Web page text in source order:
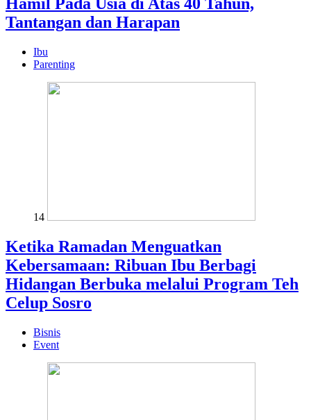
Hamil Pada Usia di Atas 40 Tahun,
Tantangan dan Harapan
Ibu
Parenting
14
Ketika Ramadan Menguatkan
Kebersamaan: Ribuan Ibu Berbagi
Hidangan Berbuka melalui Program Teh
Celup Sosro
Bisnis
Event